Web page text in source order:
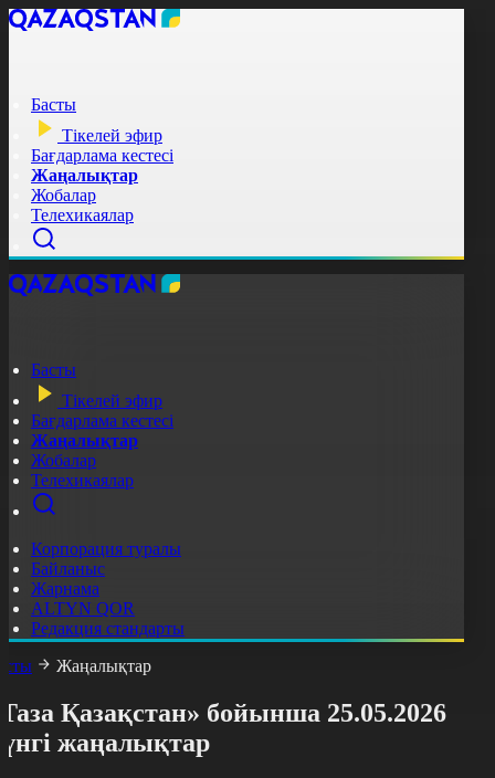
Басты
Тікелей эфир
Бағдарлама кестесі
Жаңалықтар
Жобалар
Телехикаялар
Басты
Тікелей эфир
Бағдарлама кестесі
Жаңалықтар
Жобалар
Телехикаялар
Корпорация туралы
Байланыс
Жарнама
ALTYN QOR
Редакция стандарты
Жаңалықтар
Қазақстан» бойынша 25.05.2026
жаңалықтар